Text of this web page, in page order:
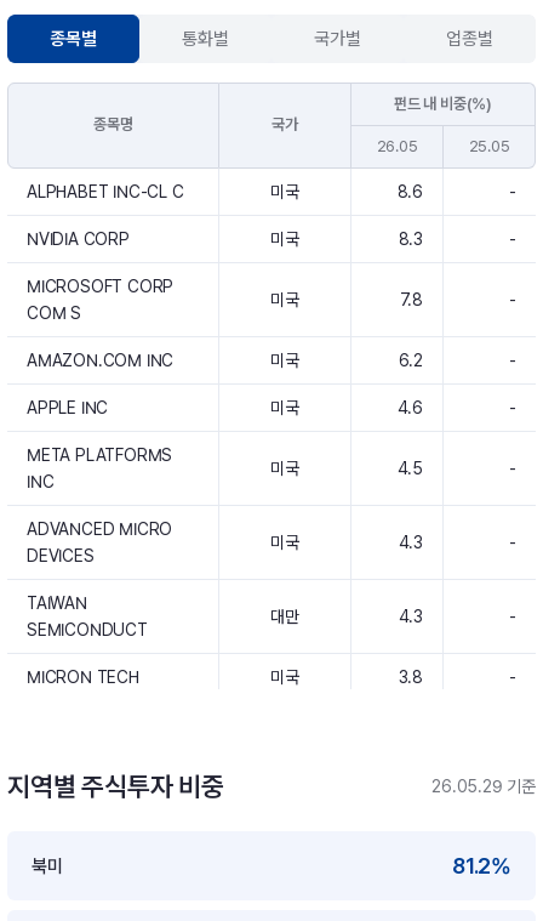
종목별 통화별 국가별 업종별
종목명 국가
펀드 내 비중(%)
26.05 25.05
ALPHABET INC-CL C 미국 8.6 -
NVIDIA CORP 미국 8.3 -
MICROSOFT CORP
COM S
미국 7.8 -
AMAZON.COM INC 미국 6.2 -
APPLE INC 미국 4.6 -
META PLATFORMS
INC
미국 4.5 -
ADVANCED MICRO
DEVICES
미국 4.3 -
TAIWAN
SEMICONDUCT
대만 4.3 -
MICRON TECH 미국 3.8 -
지역별 주식투자 비중 26.05.29 기준
북미 81.2%